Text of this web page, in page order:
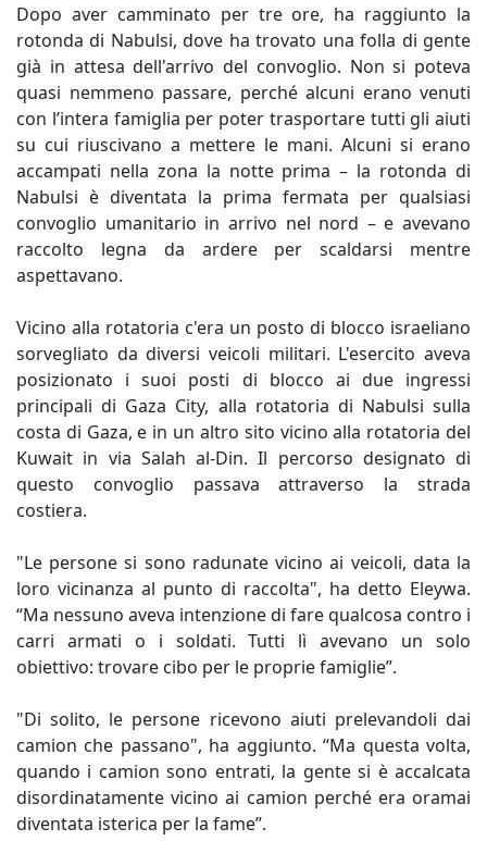
Dopo aver camminato per tre ore, ha raggiunto la
rotonda di Nabulsi, dove ha trovato una folla di gente
già in attesa dell'arrivo del convoglio. Non si poteva
quasi nemmeno passare, perché alcuni erano venuti
con l’intera famiglia per poter trasportare tutti gli aiuti
su cui riuscivano a mettere le mani. Alcuni si erano
accampati nella zona la notte prima – la rotonda di
Nabulsi è diventata la prima fermata per qualsiasi
convoglio umanitario in arrivo nel nord – e avevano
raccolto legna da ardere per scaldarsi mentre
aspettavano.
Vicino alla rotatoria c'era un posto di blocco israeliano
sorvegliato da diversi veicoli militari. L'esercito aveva
posizionato i suoi posti di blocco ai due ingressi
principali di Gaza City, alla rotatoria di Nabulsi sulla
costa di Gaza, e in un altro sito vicino alla rotatoria del
Kuwait in via Salah al-Din. Il percorso designato di
questo convoglio passava attraverso la strada
costiera.
"Le persone si sono radunate vicino ai veicoli, data la
loro vicinanza al punto di raccolta", ha detto Eleywa.
“Ma nessuno aveva intenzione di fare qualcosa contro i
carri armati o i soldati. Tutti lì avevano un solo
obiettivo: trovare cibo per le proprie famiglie”.
"Di solito, le persone ricevono aiuti prelevandoli dai
camion che passano", ha aggiunto. “Ma questa volta,
quando i camion sono entrati, la gente si è accalcata
disordinatamente vicino ai camion perché era oramai
diventata isterica per la fame”.